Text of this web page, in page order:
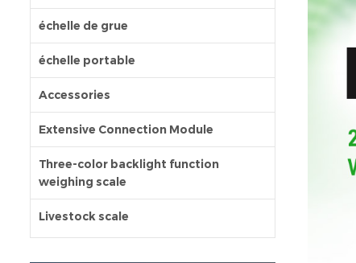
échelle de grue
échelle portable
Accessories
Extensive Connection Module
Three-color backlight function
weighing scale
Livestock scale